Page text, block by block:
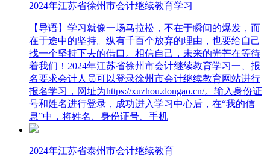
2024年江苏省徐州市会计继续教育学习
【导语】学习就像一场马拉松，不在于瞬间的爆发，而
在于途中的坚持。纵有千百个放弃的理由，也要给自己
找一个坚持下去的借口。相信自己，未来的光芒在等待
着我们！2024年江苏省徐州市会计继续教育学习一、报
名要求会计人员可以登录徐州市会计继续教育网站进行
报名学习，网址为https://xuzhou.dongao.cn/。输入身份证
号和姓名进行登录，成功进入学习中心后，在“我的信
息”中，将姓名、身份证号、手机
2024年江苏省泰州市会计继续教育